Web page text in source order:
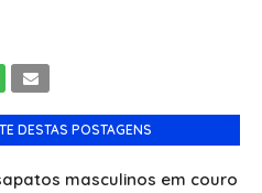
DESTAS POSTAGENS
masculinos em couro